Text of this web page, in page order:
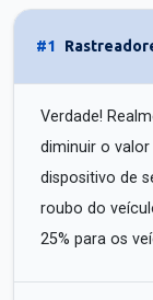
#1
Verdade!
diminuir o
dispositivo de
roubo do
25% para os